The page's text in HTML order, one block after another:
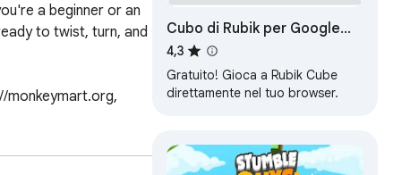
a beginner or an
to twist, turn, and
Cubo di Rubik per Google
Chrome
4,3
Gratuito! Gioca a Rubik Cube
direttamente nel tuo browser.